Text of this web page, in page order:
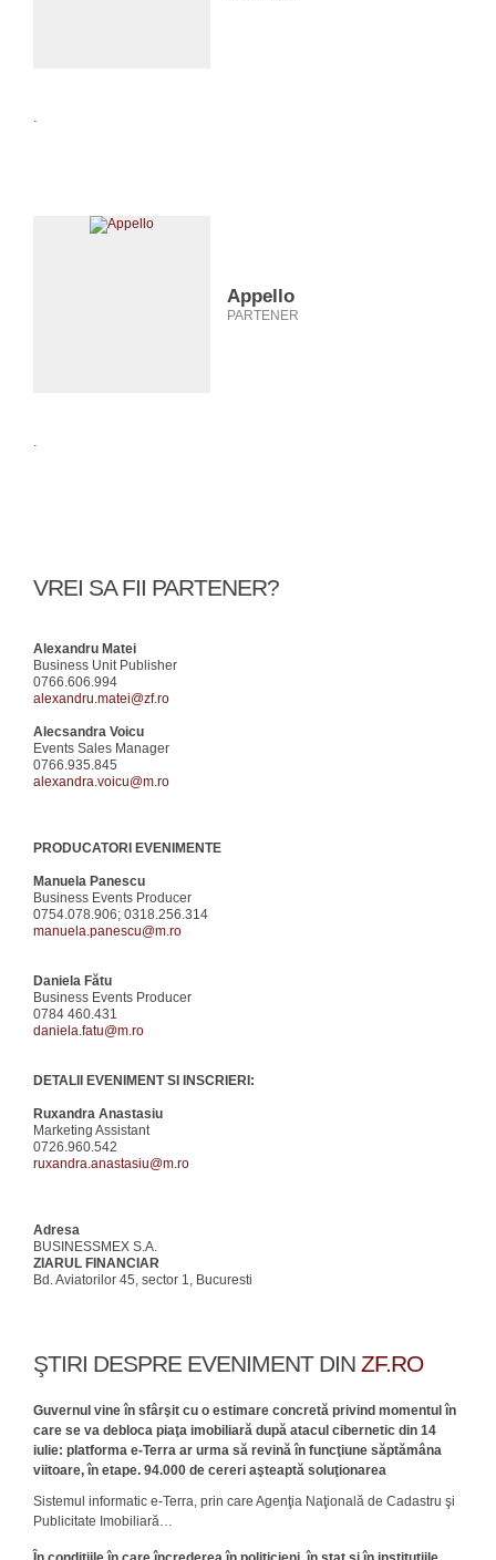
.
Appello
PARTENER
.
VREI SA FII PARTENER?
Alexandru Matei
Business Unit Publisher
0766.606.994
alexandru.matei@zf.ro
Alecsandra Voicu
Events Sales Manager
0766.935.845
alexandra.voicu@m.ro
PRODUCATORI EVENIMENTE
Manuela Panescu
Business Events Producer
0754.078.906; 0318.256.314
manuela.panescu@m.ro
Daniela Fătu
Business Events Producer
0784 460.431
daniela.fatu@m.ro
DETALII EVENIMENT SI INSCRIERI:
Ruxandra Anastasiu
Marketing Assistant
0726.960.542
ruxandra.anastasiu@m.ro
Adresa
BUSINESSMEX S.A.
ZIARUL FINANCIAR
Bd. Aviatorilor 45, sector 1, Bucuresti
ŞTIRI DESPRE EVENIMENT DIN ZF.RO
Guvernul vine în sfârşit cu o estimare concretă privind momentul în
care se va debloca piaţa imobiliară după atacul cibernetic din 14
iulie: platforma e-Terra ar urma să revină în funcţiune săptămâna
viitoare, în etape. 94.000 de cereri aşteaptă soluţionarea
Sistemul informatic e-Terra, prin care Agenţia Naţională de Cadastru şi
Publicitate Imobiliară…